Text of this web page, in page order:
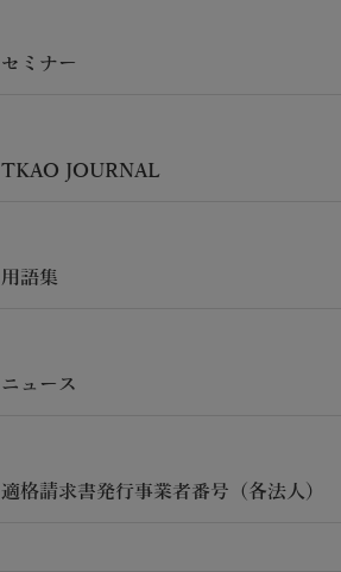
セミナー
TKAO JOURNAL
用語集
ニュース
適格請求書発行事業者番号（各法人）